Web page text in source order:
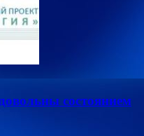
состоянием